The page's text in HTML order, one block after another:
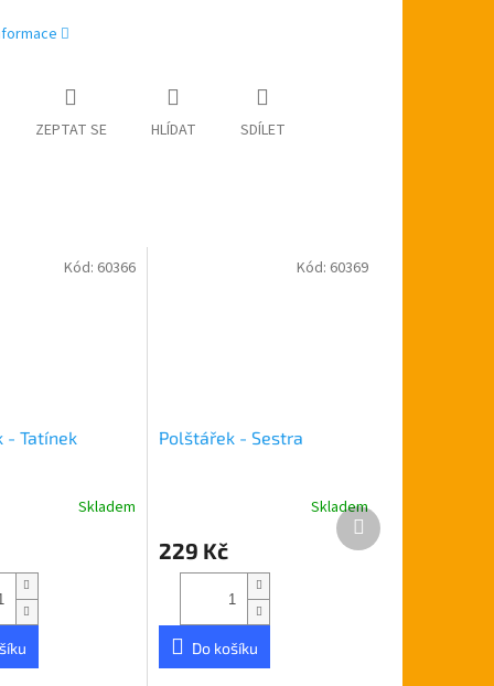
ZEPTAT SE HLÍDAT SDÍLET
- Tatínek
Skladem
Kód: 60366
Polštářek - Sestra
Skladem
229 Kč
Do košíku
Kód: 60369
Další
produkt